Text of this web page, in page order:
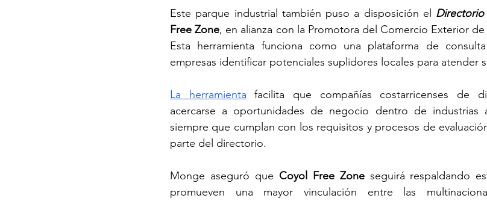
Este parque industrial también puso a disposición el
Free Zone, en alianza con la Promotora del Comercio Exterior de
Esta herramienta funciona como una plataforma de
empresas identificar potenciales suplidores locales para atender
La herramienta facilita que compañías costarricenses de
acercarse a oportunidades de negocio dentro de industrias
siempre que cumplan con los requisitos y procesos de
parte del directorio.
Monge aseguró que Coyol Free Zone seguirá respaldando
promueven una mayor vinculación entre las